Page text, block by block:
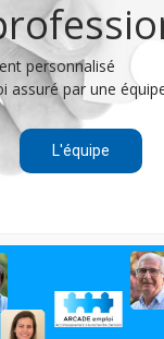
personnalisé
assuré par une
L'équipe